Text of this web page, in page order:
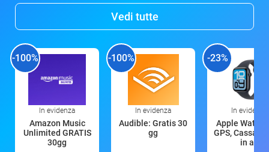
Vedi tutte
-100%
In evidenza
Amazon Music
Unlimited GRATIS
30gg
-100%
In evidenza
Audible: Gratis 30
gg
-23%
In evidenza
Apple Watch
GPS, Cassa
in all